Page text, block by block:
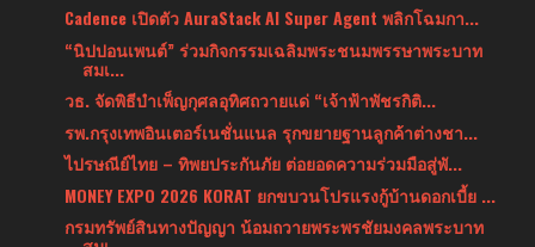
Cadence เปิดตัว AuraStack AI Super Agent พลิกโฉมกา...
“นิปปอนเพนต์” ร่วมกิจกรรมเฉลิมพระชนมพรรษาพระบาท
สมเ...
วธ. จัดพิธีบำเพ็ญกุศลอุทิศถวายแด่ “เจ้าฟ้าพัชรกิติ...
รพ.กรุงเทพอินเตอร์เนชั่นแนล รุกขยายฐานลูกค้าต่างชา...
ไปรษณีย์ไทย – ทิพยประกันภัย ต่อยอดความร่วมมือสู่พั...
MONEY EXPO 2026 KORAT ยกขบวนโปรแรงกู้บ้านดอกเบี้ย ...
กรมทรัพย์สินทางปัญญา น้อมถวายพระพรชัยมงคลพระบาท